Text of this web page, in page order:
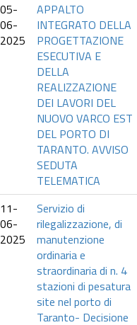
05-
06-
2025
APPALTO
INTEGRATO DELLA
PROGETTAZIONE
ESECUTIVA E
DELLA
REALIZZAZIONE
DEI LAVORI DEL
NUOVO VARCO EST
DEL PORTO DI
TARANTO. AVVISO
SEDUTA
TELEMATICA
11-
06-
2025
Servizio di
rilegalizzazione, di
manutenzione
ordinaria e
straordinaria di n. 4
stazioni di pesatura
site nel porto di
Taranto- Decisione